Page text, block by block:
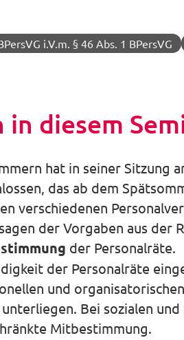
i.V.m. § 46 Abs. 1 BPersVG
diesem
hat in seiner Sitzung
das ab dem
verschiedenen
der Vorgaben aus der
der Personalräte.
der Personalräte
und
Bei sozialen
Mitbestimmung.